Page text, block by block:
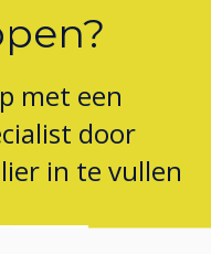
met een
door
in te vullen